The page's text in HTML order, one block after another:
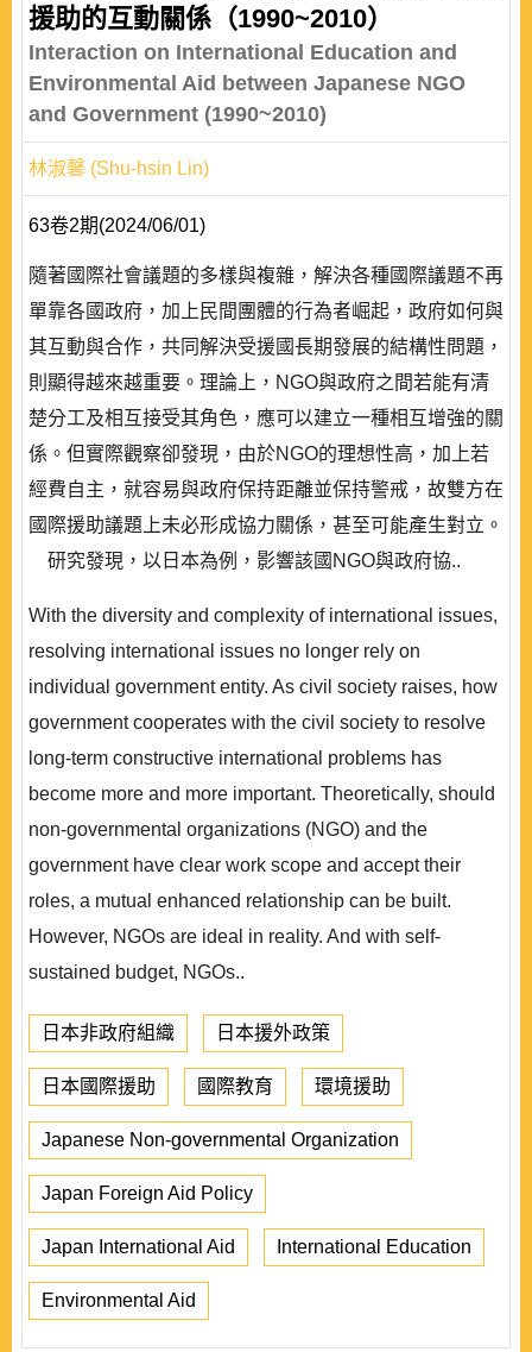
援助的互動關係（1990~2010）
Interaction on International Education and
Environmental Aid between Japanese NGO
and Government (1990~2010)
林淑馨 (Shu-hsin Lin)
63卷2期(2024/06/01)
隨著國際社會議題的多樣與複雜，解決各種國際議題不再
單靠各國政府，加上民間團體的行為者崛起，政府如何與
其互動與合作，共同解決受援國長期發展的結構性問題，
則顯得越來越重要。理論上，NGO與政府之間若能有清
楚分工及相互接受其角色，應可以建立一種相互增強的關
係。但實際觀察卻發現，由於NGO的理想性高，加上若
經費自主，就容易與政府保持距離並保持警戒，故雙方在
國際援助議題上未必形成協力關係，甚至可能產生對立。
研究發現，以日本為例，影響該國NGO與政府協..
With the diversity and complexity of international issues,
resolving international issues no longer rely on
individual government entity. As civil society raises, how
government cooperates with the civil society to resolve
long-term constructive international problems has
become more and more important. Theoretically, should
non-governmental organizations (NGO) and the
government have clear work scope and accept their
roles, a mutual enhanced relationship can be built.
However, NGOs are ideal in reality. And with self-
sustained budget, NGOs..
日本非政府組織 日本援外政策
日本國際援助 國際教育 環境援助
Japanese Non-governmental Organization
Japan Foreign Aid Policy
Japan International Aid International Education
Environmental Aid